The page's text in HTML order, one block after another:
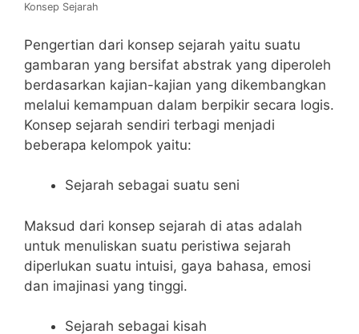
Konsep Sejarah
Pengertian dari konsep sejarah yaitu suatu
gambaran yang bersifat abstrak yang diperoleh
berdasarkan kajian-kajian yang dikembangkan
melalui kemampuan dalam berpikir secara logis.
Konsep sejarah sendiri terbagi menjadi
beberapa kelompok yaitu:
Sejarah sebagai suatu seni
Maksud dari konsep sejarah di atas adalah
untuk menuliskan suatu peristiwa sejarah
diperlukan suatu intuisi, gaya bahasa, emosi
dan imajinasi yang tinggi.
Sejarah sebagai kisah